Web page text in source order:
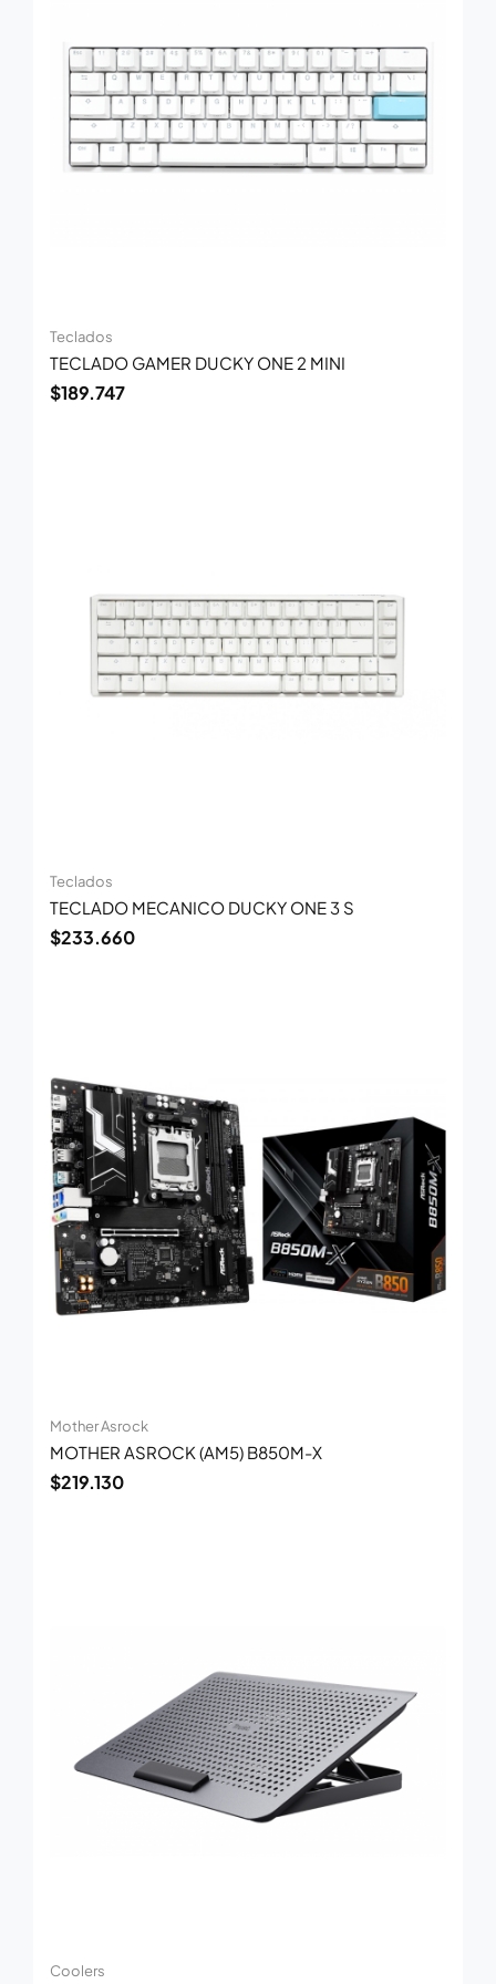
Teclados
TECLADO GAMER DUCKY ONE 2 MINI
$189.747
Teclados
TECLADO MECANICO DUCKY ONE 3 S
$233.660
Mother Asrock
MOTHER ASROCK (AM5) B850M-X
$219.130
Coolers